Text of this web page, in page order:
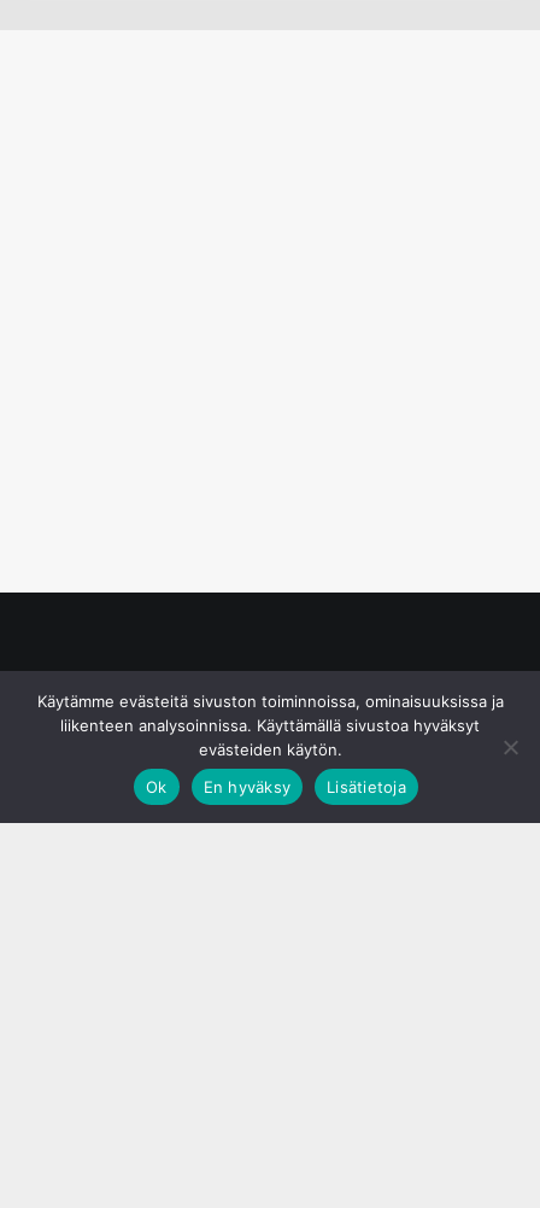
Käytämme evästeitä sivuston toiminnoissa, ominaisuuksissa ja
liikenteen analysoinnissa. Käyttämällä sivustoa hyväksyt
evästeiden käytön.
Ok
En hyväksy Lisätietoja